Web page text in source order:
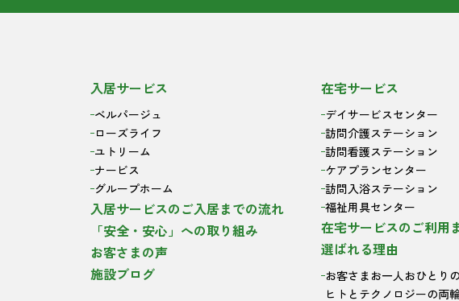
入居サービス
ベルパージュ
ローズライフ
ユトリーム
ナービス
グループホーム
入居サービスのご入居までの流れ
「安全・安心」への取り組み
お客さまの声
施設ブログ
在宅サービス
デイサービスセンター
訪問介護ステーション
訪問看護ステーション
ケアプランセンター
訪問入浴ステーション
福祉用具センター
在宅サービスのご利用
選ばれる理由
お客さまお一人おひとり
ヒトとテクノロジーの両